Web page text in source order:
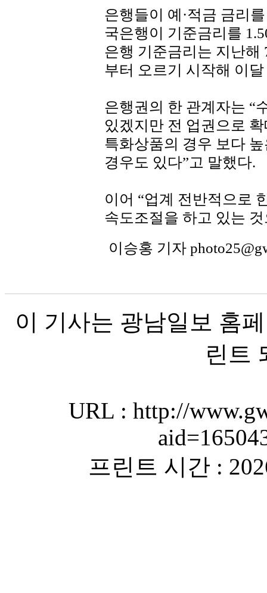
은행들이 예·적금 금리
국은행이 기준금리를
은행 기준금리는 지난해
부터 오르기 시작해 이
은행권의 한 관계자는 “
있겠지만 전 업권으로
특화상품의 경우 보다
경우도 있다”고 말했다.
이어 “업계 전반적으로
속도조절을 하고 있는
이승홍 기자
이 기사는 광남일보 홈
린트
URL : http://
프린트 시간 :